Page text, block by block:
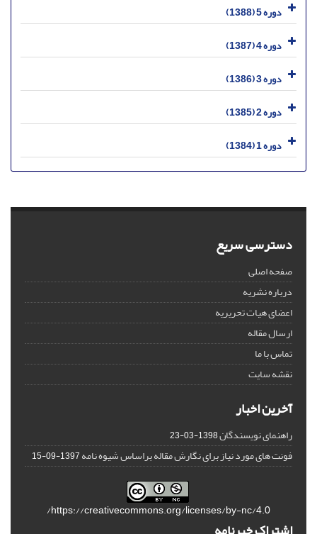
دوره 5 (1388)
دوره 4 (1387)
دوره 3 (1386)
دوره 2 (1385)
دوره 1 (1384)
دسترسی سریع
صفحه اصلی
درباره نشریه
اعضای هیات تحریریه
ارسال مقاله
تماس با ما
نقشه سایت
آخرین اخبار
راهنمای نویسندگان1398-03-23
فونت های مورد نیاز برای نگارش مقاله براساس شیوه نامه1397-09-15
https://creativecommons.org/licenses/by-nc/4.0/